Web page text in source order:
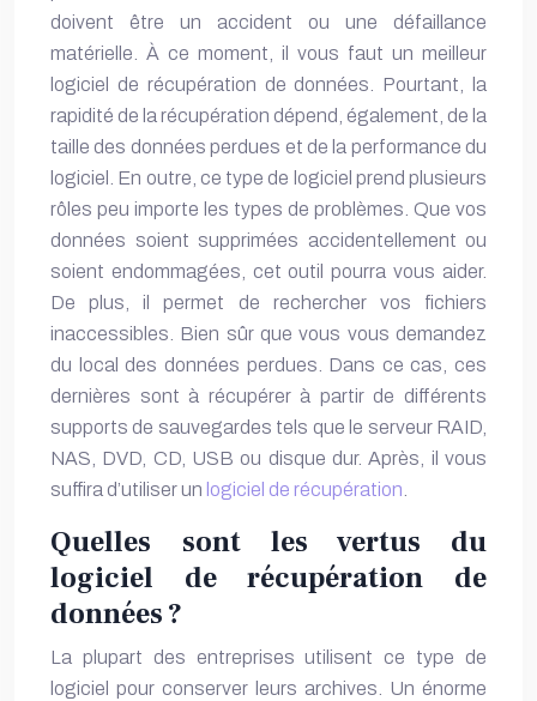
doivent être un accident ou une défaillance
matérielle. À ce moment, il vous faut un meilleur
logiciel de récupération de données. Pourtant, la
rapidité de la récupération dépend, également, de la
taille des données perdues et de la performance du
logiciel. En outre, ce type de logiciel prend plusieurs
rôles peu importe les types de problèmes. Que vos
données soient supprimées accidentellement ou
soient endommagées, cet outil pourra vous aider.
De plus, il permet de rechercher vos fichiers
inaccessibles. Bien sûr que vous vous demandez
du local des données perdues. Dans ce cas, ces
dernières sont à récupérer à partir de différents
supports de sauvegardes tels que le serveur RAID,
NAS, DVD, CD, USB ou disque dur. Après, il vous
suffira d’utiliser un logiciel de récupération
Quelles sont les vertus du
logiciel de récupération de
données ?
La plupart des entreprises utilisent ce type de
logiciel pour conserver leurs archives. Un énorme